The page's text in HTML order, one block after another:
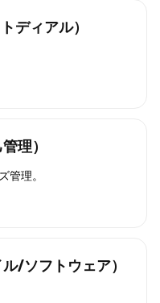
ディアル）
理）
管理。
/ソフトウェア）